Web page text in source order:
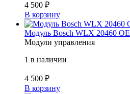
4 500 ₽
В корзину
Модуль Bosch WLX 20460 OE
Модули управления
1 в наличии
4 500 ₽
В корзину